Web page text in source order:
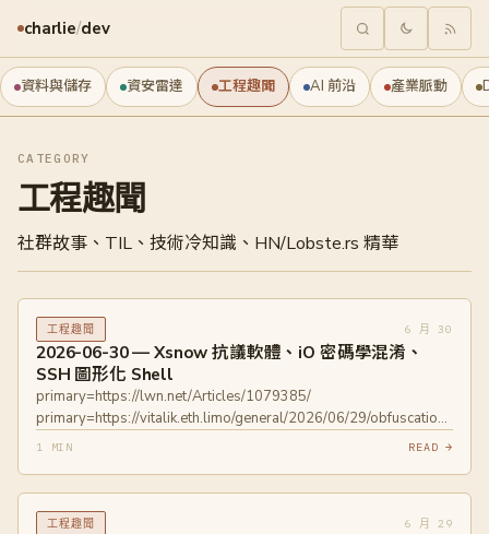
charlie/dev
資料與儲存 資安雷達 工程趣聞 AI 前沿 產業脈動
CATEGORY
工程趣聞
社群故事、TIL、技術冷知識、HN/Lobste.rs 精華
工程趣聞 6 月 30
2026-06-30 — Xsnow 抗議軟體、iO 密碼學混淆、
SSH 圖形化 Shell
primary=https://lwn.net/Articles/1079385/
primary=https://vitalik.eth.limo/general/2026/06/29/obfuscation1.html
primary=https://probablymarcus.com/blocks/2026/06/28/native-
1 MIN READ →
工程趣聞 6 月 29